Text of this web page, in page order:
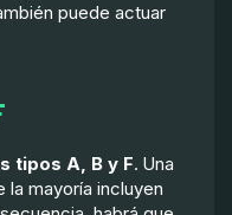
puede actuar
tipos A, B y F. Una
la mayoría incluyen